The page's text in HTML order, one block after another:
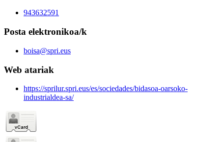
943632591
Posta elektronikoa/k
boisa@spri.eus
Web atariak
https://sprilur.spri.eus/es/sociedades/bidasoa-oarsoko-
industrialdea-sa/